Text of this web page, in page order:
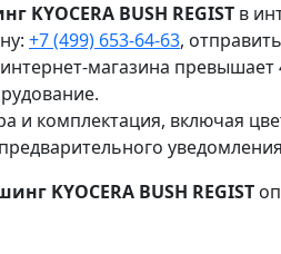
KYOCERA BUSH REGIST в
+7 (499) 653-64-63,
магазина
и комплектация, включая
KYOCERA BUSH REGIST